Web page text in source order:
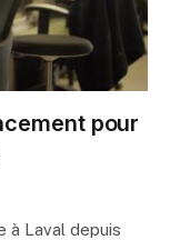
pour
à Laval depuis